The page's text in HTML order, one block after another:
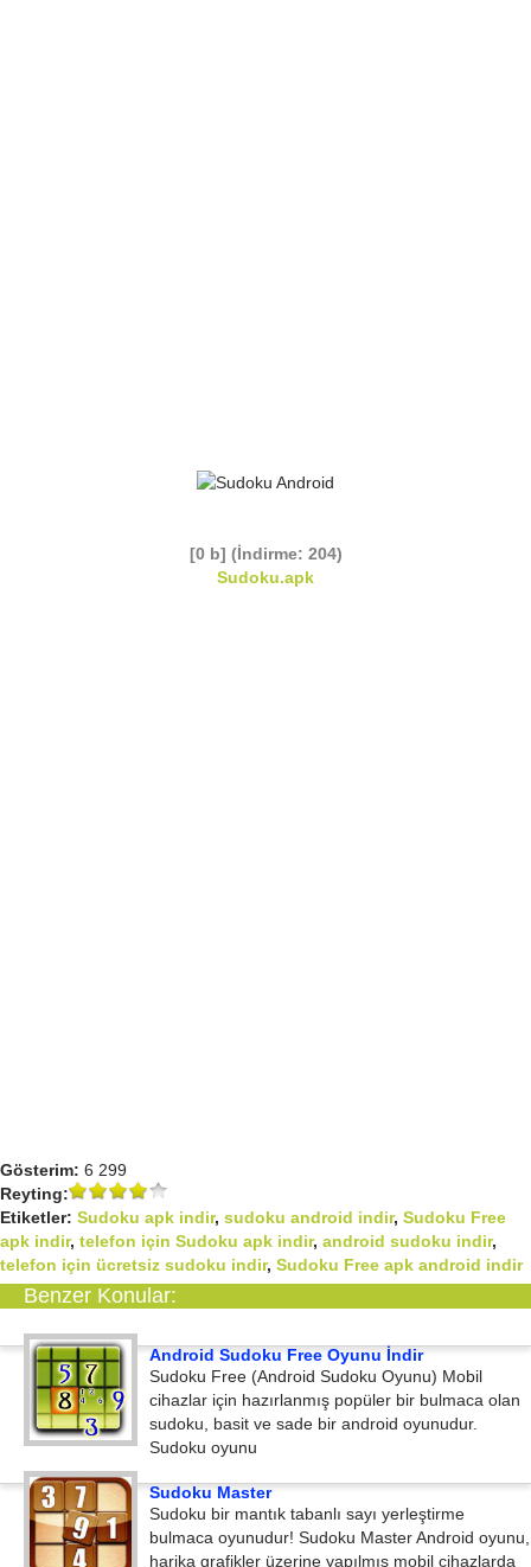
[0 b] (İndirme: 204)
Sudoku.apk
Gösterim: 6 299
Reyting:
Etiketler: Sudoku apk indir, sudoku android indir, Sudoku Free
apk indir, telefon için Sudoku apk indir, android sudoku indir,
telefon için ücretsiz sudoku indir, Sudoku Free apk android indir
Benzer Konular:
Android Sudoku Free Oyunu İndir
Sudoku Free (Android Sudoku Oyunu) Mobil
cihazlar için hazırlanmış popüler bir bulmaca olan
sudoku, basit ve sade bir android oyunudur.
Sudoku oyunu
Sudoku Master
Sudoku bir mantık tabanlı sayı yerleştirme
bulmaca oyunudur! Sudoku Master Android oyunu,
harika grafikler üzerine yapılmış mobil cihazlarda